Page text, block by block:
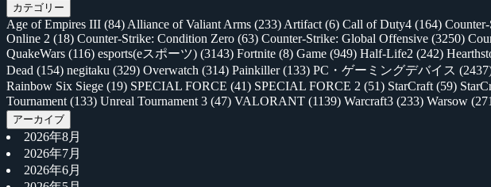
カテゴリー
Age of Empires III (84) Alliance of Valiant Arms (233) Artifact (6) Call of Duty4 (164)
Online 2 (18) Counter-Strike: Condition Zero (63) Counter-Strike: Global Offensive (3250)
QuakeWars (116) esports(eスポーツ) (3143) Fortnite (8) Game (949) Half-Life2 (242)
Dead (154) negitaku (329) Overwatch (314) Painkiller(133) PC・ゲーミングデバイス
Rainbow Six Siege (19) SPECIAL FORCE (41) SPECIAL FORCE 2 (51) StarCraft (59)
Tournament (133) Unreal Tournament 3 (47) VALORANT (1139) Warcraft3 (233) Warsow
アーカイブ
2026年8月
2026年7月
2026年6月